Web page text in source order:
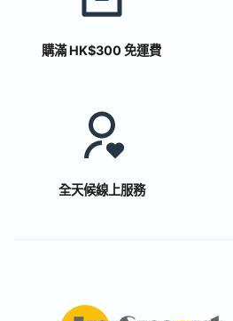
購滿 HK$300 免運費
全天候線上服務